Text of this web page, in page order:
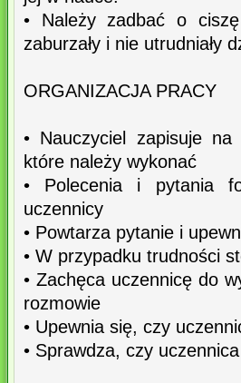
• Należy zadbać o
zaburzały i nie utrudniały
ORGANIZACJA PRACY
• Nauczyciel zapisuje
które należy wykonać
• Polecenia i pytania
uczennicy
• Powtarza pytanie i
• W przypadku trudności
• Zachęca uczennicę do
rozmowie
• Upewnia się, czy
• Sprawdza, czy